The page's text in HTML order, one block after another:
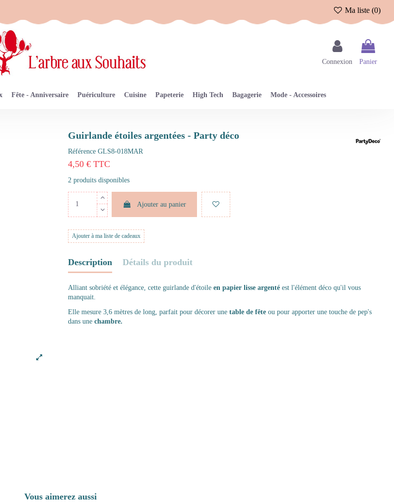
Ma liste (0)
Connexion Panier
Fête - Anniversaire Puériculture Cuisine Papeterie High Tech Bagagerie Mode - Accessoires
Guirlande étoiles argentées - Party déco
Référence GLS8-018MAR
4,50 € TTC
2 produits disponibles
Ajouter au panier
Ajouter à ma liste de cadeaux
Description Détails du produit
Alliant sobriété et élégance, cette guirlande d'étoile en papier lisse argenté est l'élément déco qu'il vous
manquait.
Elle mesure 3,6 mètres de long, parfait pour décorer une table de fête ou pour apporter une touche de pep's
dans une chambre.
Vous aimerez aussi